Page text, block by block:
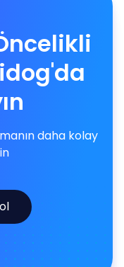
daha kolay